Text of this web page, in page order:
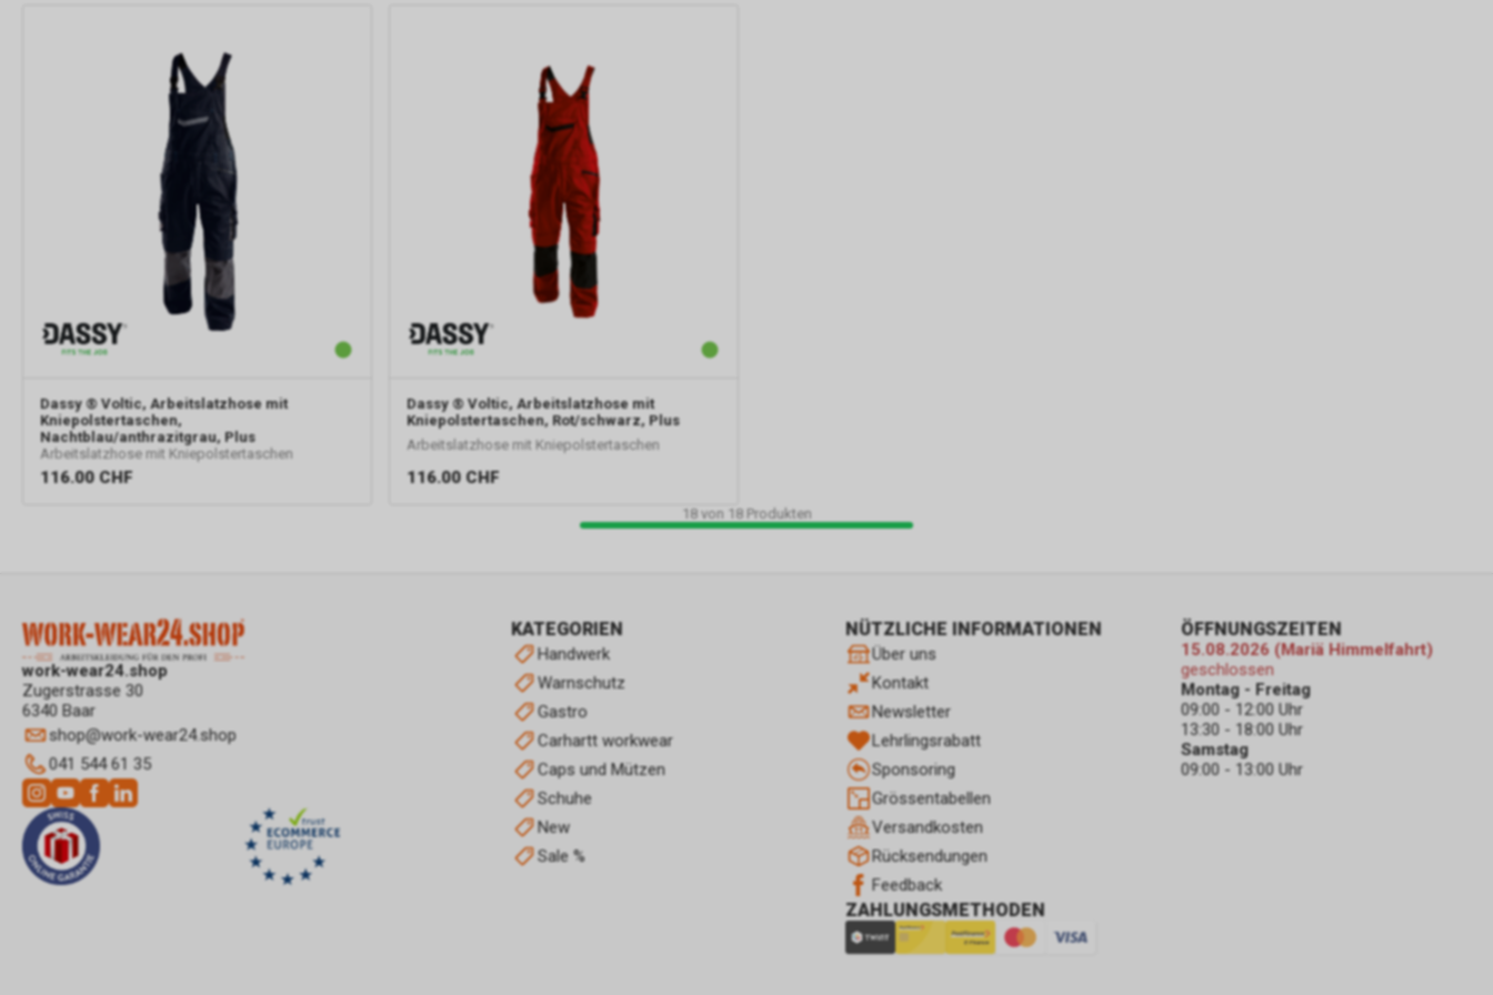
Dassy ® Voltic, Arbeitslatzhose mit
Kniepolstertaschen,
Nachtblau/anthrazitgrau, Plus
Arbeitslatzhose mit Kniepolstertaschen
116.00 CHF
Dassy ® Voltic, Arbeitslatzhose mit
Kniepolstertaschen, Rot/schwarz, Plus
Arbeitslatzhose mit Kniepolstertaschen
116.00 CHF
18von 18Produkten
work-wear24.shop
Zugerstrasse 30
6340 Baar
shop@work-wear24.shop
041 544 61 35
KATEGORIEN
Handwerk
Warnschutz
Gastro
Carhartt workwear
Caps und Mützen
Schuhe
New
Sale %
NÜTZLICHE INFORMATIONEN
Über uns
Kontakt
Newsletter
Lehrlingsrabatt
Sponsoring
Grössentabellen
Versandkosten
Rücksendungen
Feedback
ZAHLUNGSMETHODEN
ÖFFNUNGSZEITEN
15.08.2026 (Mariä Himmelfahrt)
geschlossen
Montag - Freitag
09:00 - 12:00 Uhr
13:30 - 18:00 Uhr
Samstag
09:00 - 13:00 Uhr
Dienst der Google Ireland Limited, Gordon House, Barrow Street, Dublin 4, Irland,
nachfolgend nur „Google“ genannt.
Wir nutzen das Conversion-Tracking zur zielgerichteten Bewerbung unseres
Angebots. Im Falle einer von Ihnen erteilten Einwilligung für diese Verarbeitung
ist Rechtsgrundlage Art. 6 Abs. 1 lit. a DSGVO. Rechtsgrundlage kann auch Art. 6
Abs. 1 lit. f DSGVO sein. Unser berechtigtes Interesse liegt in der Analyse,
Optimierung und dem wirtschaftlichen Betrieb unseres Internetauftritts.
Falls Sie auf eine von Google geschaltete Anzeige klicken, speichert das von uns
eingesetzte Conversion-Tracking ein Cookie auf Ihrem Endgerät. Diese sog.
Conversion-Cookies verlieren mit Ablauf von 30 Tagen ihre Gültigkeit und dienen
im Übrigen nicht Ihrer persönlichen Identifikation.
Sofern das Cookie noch gültig ist und Sie eine bestimmte Seite unseres
Internetauftritts besuchen, können sowohl wir als auch Google auswerten, dass
Sie auf eine unserer bei Google platzierten Anzeigen geklickt haben und dass
Durch die so eingeholten Informationen erstellt Google uns eine Statistik über
den Besuch unseres Internetauftritts. Zudem erhalten wir hierdurch
Informationen über die Anzahl der Nutzer, die auf unsere Anzeige(n) geklickt
Internetauftritts. Weder wir noch Dritte, die ebenfalls Google-AdWords
einsetzten, werden hierdurch allerdings in die Lage versetzt, Sie auf diesem
können Sie bereits gespeicherte Cookies jederzeit löschen. Die hierfür
erforderlichen Schritte und Massnahmen hängen jedoch von Ihrem konkret
genutzten Internet-Browser ab. Bei Fragen benutzen Sie daher bitte die
Hilfefunktion oder Dokumentation Ihres Internet-Browsers oder wenden sich an
dessen Hersteller bzw. Support.
Ferner bietet auch Google unter
https://services.google.com/sitestats/de.html
https://www.google.com/policies/technologies/ads/
http://www.google.de/policies/privacy/
weitergehende Informationen zu diesem Thema und dabei insbesondere zu den
Möglichkeiten der Unterbindung der Datennutzung an.
In unserem Internetauftritt setzen wir die Remarketing- oder „Ähnliche
Zielgruppen“-Funktion ein. Es handelt sich hierbei um einen Dienst der Google
Ireland Limited, Gordon House, Barrow Street, Dublin 4, Irland, nachfolgend nur